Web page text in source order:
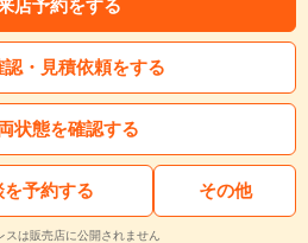
店予約をする
認・見積依頼をする
状態を確認する
予約する その他
は販売店に公開されません